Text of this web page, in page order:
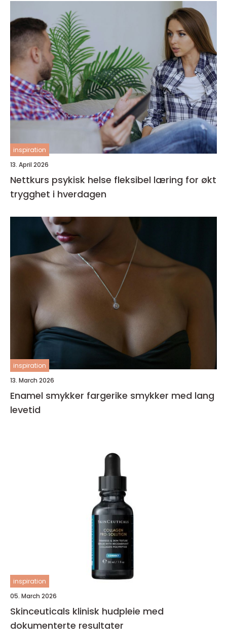
inspiration
13. April 2026
Nettkurs psykisk helse fleksibel læring for økt
trygghet i hverdagen
inspiration
13. March 2026
Enamel smykker fargerike smykker med lang
levetid
inspiration
05. March 2026
Skinceuticals klinisk hudpleie med
dokumenterte resultater